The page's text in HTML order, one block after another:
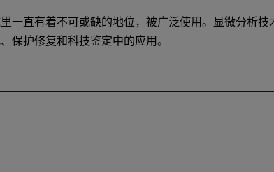
直有着不可或缺的地位，被广泛使用。显微分析技
保护修复和科技鉴定中的应用。